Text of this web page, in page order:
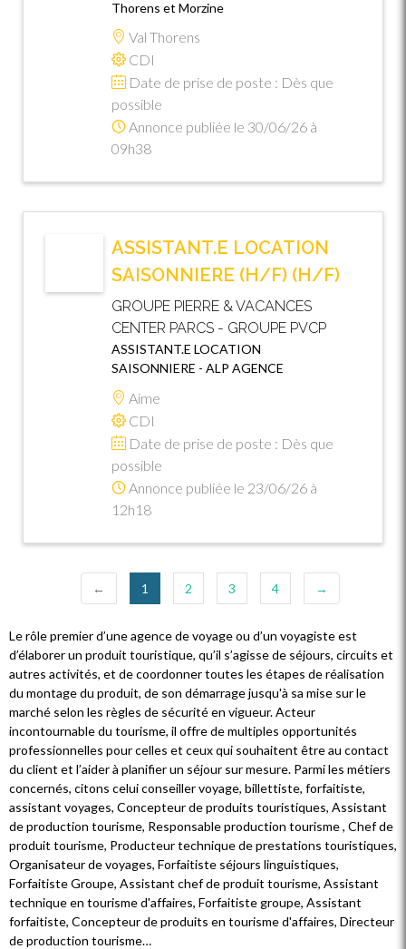
Thorens et Morzine
Val Thorens
CDI
Date de prise de poste : Dès que
possible
Annonce publiée le 30/06/26 à
09h38
ASSISTANT.E LOCATION
SAISONNIERE (H/F) (H/F)
GROUPE PIERRE & VACANCES
CENTER PARCS - GROUPE PVCP
ASSISTANT.E LOCATION
SAISONNIERE - ALP AGENCE
Aime
CDI
Date de prise de poste : Dès que
possible
Annonce publiée le 23/06/26 à
12h18
← 1 (current)
2 3 4 →
Le rôle premier d’une agence de voyage ou d’un voyagiste est
d’élaborer un produit touristique, qu’il s’agisse de séjours, circuits et
autres activités, et de coordonner toutes les étapes de réalisation
du montage du produit, de son démarrage jusqu'à sa mise sur le
marché selon les règles de sécurité en vigueur. Acteur
incontournable du tourisme, il offre de multiples opportunités
professionnelles pour celles et ceux qui souhaitent être au contact
du client et l’aider à planifier un séjour sur mesure. Parmi les métiers
concernés, citons celui conseiller voyage, billettiste, forfaitiste,
assistant voyages, Concepteur de produits touristiques, Assistant
de production tourisme, Responsable production tourisme , Chef de
produit tourisme, Producteur technique de prestations touristiques,
Organisateur de voyages, Forfaitiste séjours linguistiques,
Forfaitiste Groupe, Assistant chef de produit tourisme, Assistant
technique en tourisme d'affaires, Forfaitiste groupe, Assistant
forfaitiste, Concepteur de produits en tourisme d'affaires, Directeur
de production tourisme…